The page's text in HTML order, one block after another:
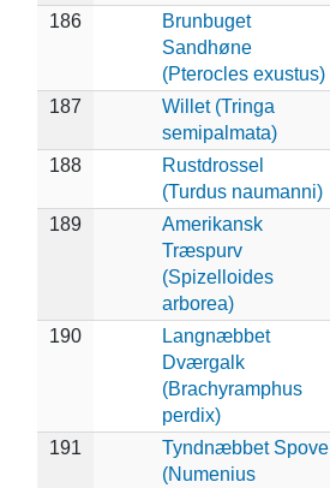
186
Brunbuget
Sandhøne
(Pterocles exustus)
187
Willet (Tringa
semipalmata)
188
Rustdrossel
(Turdus naumanni)
189
Amerikansk
Træspurv
(Spizelloides
arborea)
190
Langnæbbet
Dværgalk
(Brachyramphus
perdix)
191
Tyndnæbbet Spove
(Numenius